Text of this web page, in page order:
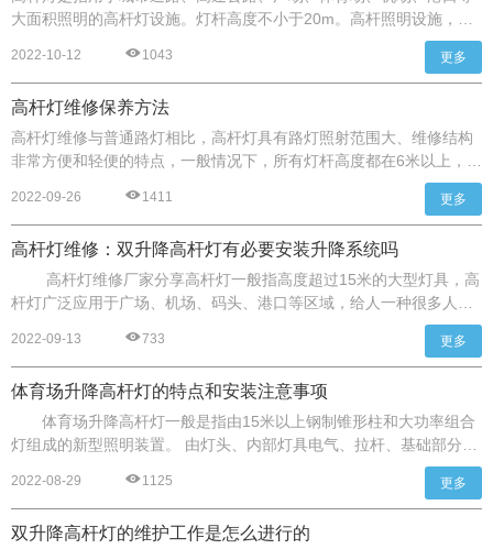
大面积照明的高杆灯设施。灯杆高度不小于20m。高杆照明设施，在
我们平时的城市照明工程建设中应用并不多，但是高杆灯的维护是不
可忽视的，高杆灯的安全运行是非常必要的，所以日常维护一定要特
别注意高杆灯维修日常工作。
2022-10-12 1043 更多
高杆灯维修保养方法
高杆灯维修与普通路灯相比，高杆灯具有路灯照射范围大、维修结构
非常方便和轻便的特点，一般情况下，所有灯杆高度都在6米以上，路
灯头的问题，维修起来相当麻烦，需要找一辆机械升降车，把人抬起
来并将损坏的灯具拆除，检查和维修后，施工人员将抬起来用升降车
重新安装，这既耗时又费力，而且不安全。
2022-09-26 1411 更多
高杆灯维修：双升降高杆灯有必要安装升降系统吗
高杆灯维修厂家分享高杆灯一般指高度超过15米的大型灯具，高
杆灯广泛应用于广场、机场、码头、港口等区域，给人一种很多人都
很明亮的印象，但其实不仅有亮度高的优点，还有照射范围广、寿命
长等优点。高杆灯一般有固定式杆灯和升降式杆灯两种，高杆灯是在
现有的上面安装升降系统，那么，下面跟高杆灯维修厂家一起了解下
高杆灯有必要安装升降系统吗!
2022-09-13 733 更多
体育场升降高杆灯的特点和安装注意事项
体育场升降高杆灯一般是指由15米以上钢制锥形柱和大功率组合
灯组成的新型照明装置。 由灯头、内部灯具电气、拉杆、基础部分组
成，灯柱内部灯具一般由泛光灯或投光灯组合而成，那么，下面一起
了解下体育场升降高杆灯的特点和安装注意事项吧!
2022-08-29 1125 更多
双升降高杆灯的维护工作是怎么进行的